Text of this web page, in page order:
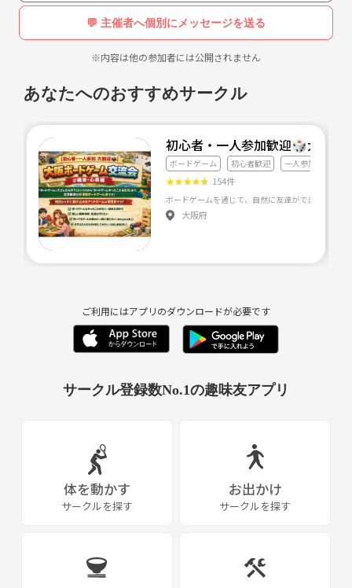
こういう人にオススメです
・社会人になっても子供っぽい遊びがしたい人
・友達が好きな人
・人見知りな人
・勧誘とか嫌だって人
【参加条件】
・18〜29歳まで（年齢が近い人が集まりやすいように設定してます）
・悪いことをしない方
・ビジネス勧誘、宗教勧誘、その他よからぬ事を考えていない方
参加お待ちしてます🦙
小学生でもわかるくらいの簡単なものをみんなで楽しくやりたいなって
社会人サークルはたくさんありますが、アムウェイ等のビジネス勧誘の
集まりだったり、パリピだったり、よくわからない人たちの集まりだっ
あるぱか自身もネットワークビジネスの勧誘を受けた経験があります。
もちろん断りました。
でも断れない人もいるだろうし、本当に友達を作りたいだけの人もいる
💬 主催者へ個別にメッセージを送る
※内容は他の参加者には公開されません
あなたへのおすすめサークル
初心者・一人参加歓迎🎲大阪難
ボードゲーム 初心者歓迎 一人参加歓迎
★★★★★ 154件
大阪府
ご利用にはアプリのダウンロードが必要です
サークル登録数No.1の趣味友アプリ
体を動かす
サークルを探す
お出かけ
サークルを探す